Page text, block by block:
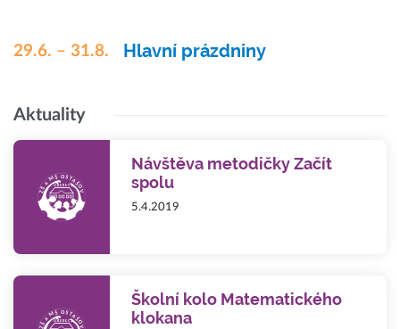
29.6. – 31.8. Hlavní prázdniny
Aktuality
Návštěva metodičky Začít
spolu
5.4.2019
Školní kolo Matematického
klokana